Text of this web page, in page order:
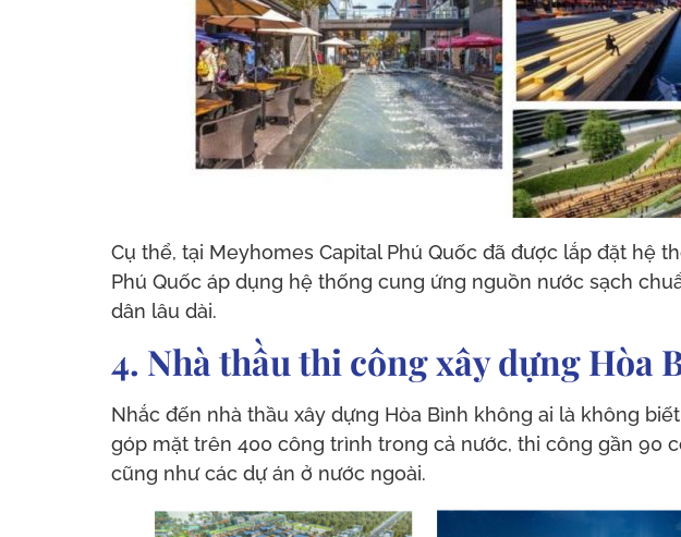
Cụ thể, tại Meyhomes Capital Phú Quốc đã được lắp đặt hệ
Phú Quốc áp dụng hệ thống cung ứng nguồn nước sạch
dân lâu dài.
4. Nhà thầu thi công xây dựng Hòa
Nhắc đến nhà thầu xây dựng Hòa Bình không ai là không
góp mặt trên 400 công trình trong cả nước, thi công gần 90
cũng như các dự án ở nước ngoài.